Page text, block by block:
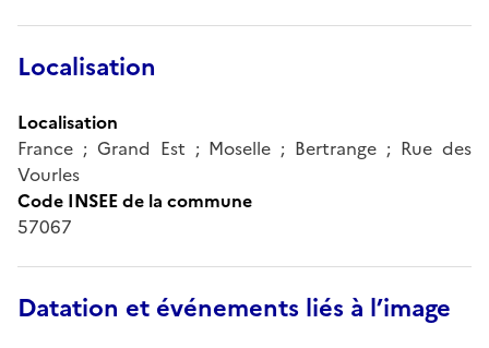
Localisation
Localisation
France ; Grand Est ; Moselle ; Bertrange ; Rue des
Vourles
Code INSEE de la commune
57067
Datation et événements liés à l’image